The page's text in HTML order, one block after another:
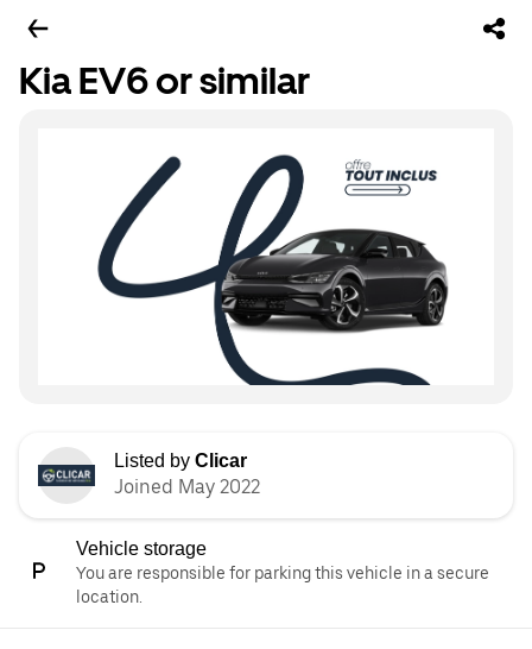
Kia EV6 or similar
Listed by Clicar
Joined May 2022
Vehicle storage
You are responsible for parking this vehicle in a secure
location.